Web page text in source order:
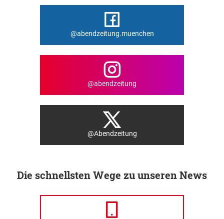
@abendzeitung.muenchen
@abendzeitung
@Abendzeitung
Die schnellsten Wege zu unseren News